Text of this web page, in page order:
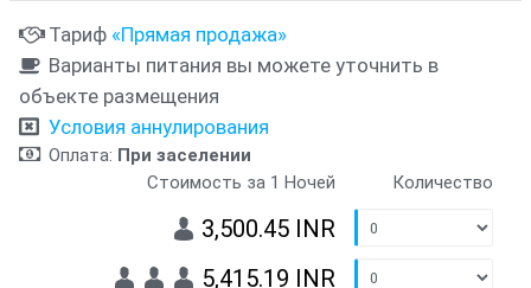
Тариф «Прямая продажа»
Варианты питания вы можете уточнить в
объекте размещения
Условия аннулирования
Оплата: При заселении
Стоимость за 1 Ночей
Количество
3,500.45 INR
5,415.19 INR